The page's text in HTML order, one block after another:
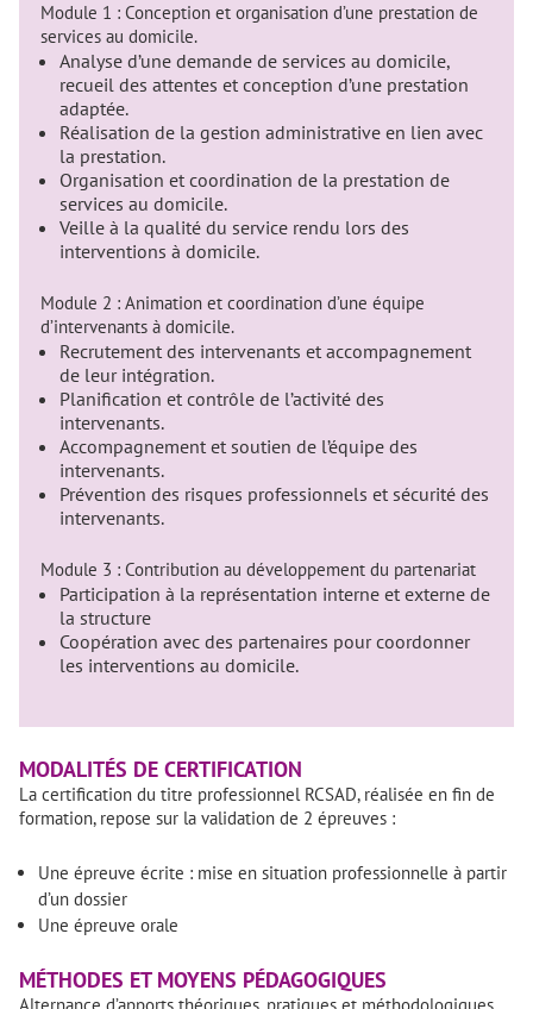
Module 1 : Conception et organisation d’une prestation de
services au domicile.
Analyse d’une demande de services au domicile,
recueil des attentes et conception d’une prestation
adaptée.
Réalisation de la gestion administrative en lien avec
la prestation.
Organisation et coordination de la prestation de
services au domicile.
Veille à la qualité du service rendu lors des
interventions à domicile.
Module 2 : Animation et coordination d’une équipe
d’intervenants à domicile.
Recrutement des intervenants et accompagnement
de leur intégration.
Planification et contrôle de l’activité des
intervenants.
Accompagnement et soutien de l’équipe des
intervenants.
Prévention des risques professionnels et sécurité des
intervenants.
Module 3 : Contribution au développement du partenariat
Participation à la représentation interne et externe de
la structure
Coopération avec des partenaires pour coordonner
les interventions au domicile.
MODALITÉS DE CERTIFICATION
La certification du titre professionnel RCSAD, réalisée en fin de
formation, repose sur la validation de 2 épreuves :
Une épreuve écrite : mise en situation professionnelle à partir
d’un dossier
Une épreuve orale
MÉTHODES ET MOYENS PÉDAGOGIQUES